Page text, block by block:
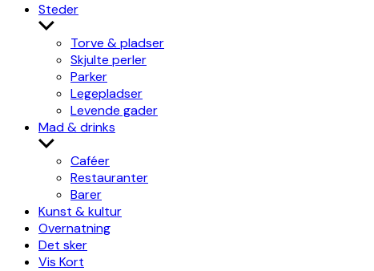
Steder
Show
sub
menu
Torve & pladser
Skjulte perler
Parker
Legepladser
Levende gader
Mad & drinks
Show
sub
menu
Caféer
Restauranter
Barer
Kunst & kultur
Overnatning
Det sker
Vis Kort